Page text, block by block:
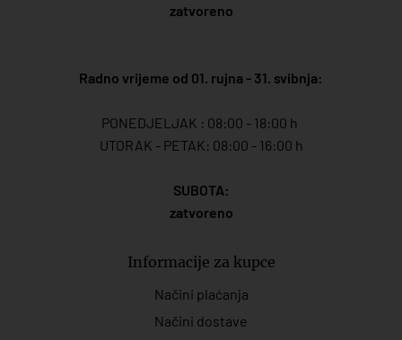
zatvoreno
Radno vrijeme od 01. rujna - 31. svibnja:
PONEDJELJAK : 08:00 - 18:00 h
UTORAK - PETAK: 08:00 - 16:00 h
SUBOTA:
zatvoreno
Informacije za kupce
Načini plaćanja
Načini dostave